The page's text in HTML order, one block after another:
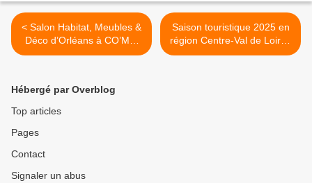
< Salon Habitat, Meubles &
Déco d’Orléans à CO’Met
du 19 au 21 septembre
tarifs
Saison touristique 2025 en
région Centre-Val de Loire :
quelques bémols mais un
Hébergé par Overblog
Top articles
Pages
Contact
Signaler un abus